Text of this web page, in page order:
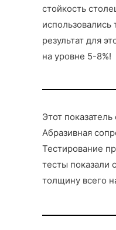
стойкость
результат для
на уровне 5-8%!
Этот
Абразивная
Тестирование
тесты показали
толщину всего